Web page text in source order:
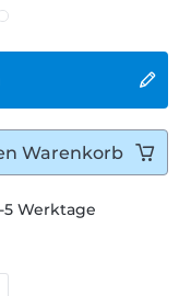
Werktage
Warenkorb